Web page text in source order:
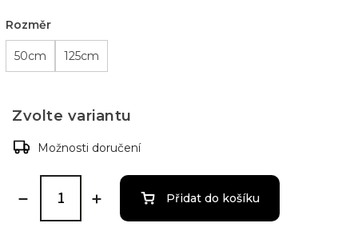
Rozměr
50cm 125cm
Zvolte variantu
Možnosti doručení
Přidat do košíku